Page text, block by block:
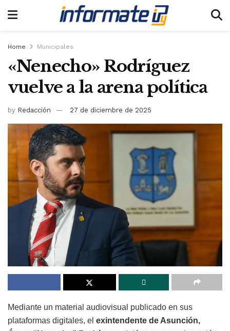
Home Municipales
«Nenecho» Rodríguez
vuelve a la arena política
by Redacción 27 de diciembre de 2025
Mediante un material audiovisual publicado en sus
plataformas digitales, el exintendente de Asunción,